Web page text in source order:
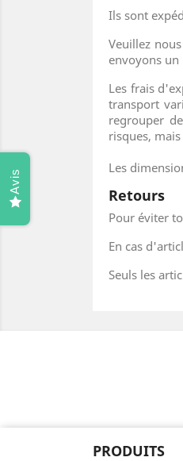
Ils sont
Veuillez
envoyons
Les frais
transport
regrouper
risques,
Les
Retours
Pour éviter
En cas
Seuls les
PRODUITS
Avis